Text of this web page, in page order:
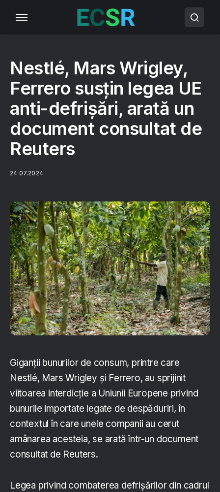
Nestlé, Mars Wrigley,
Ferrero susțin legea UE
anti-defrișări, arată un
document consultat de
Reuters
24.07.2024
Giganții bunurilor de consum, printre care
Nestlé, Mars Wrigley și Ferrero, au sprijinit
viitoarea interdicție a Uniunii Europene privind
bunurile importate legate de despăduriri, în
contextul în care unele companii au cerut
amânarea acesteia, se arată într-un document
consultat de Reuters.
Legea privind combaterea defrișărilor din cadrul